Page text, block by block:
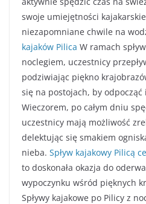
swoje umiejętności
niezapomniane chwile na
kajaków Pilica W ramach
noclegiem, uczestnicy
podziwiając piękno
się na postojach, by odpocząć
Wieczorem, po całym dniu
uczestnicy mają możliwość
delektując się smakiem
nieba. Spływ kajakowy Pilicą
to doskonała okazja do
wypoczynku wśród pięknych
Spływy kajakowe po Pilicy z